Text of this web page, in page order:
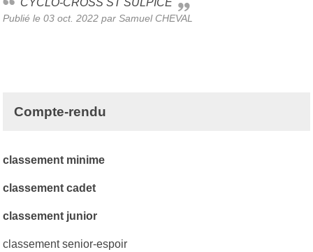
Publié le 03 oct. 2022 par Samuel CHEVAL
Compte-rendu
classement minime
classement cadet
classement junior
classement senior-espoir